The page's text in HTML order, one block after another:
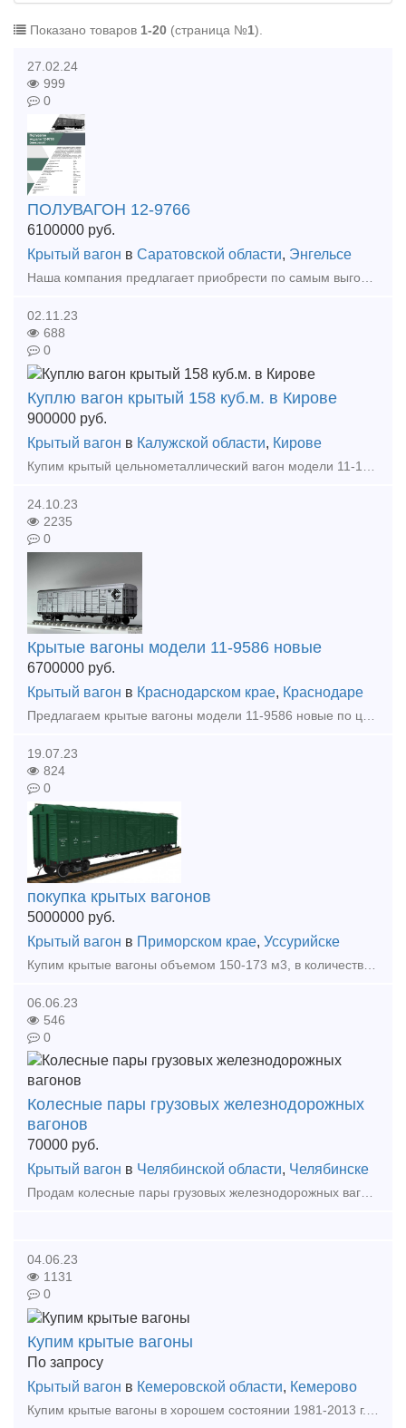
Показано товаров 1-20 (страница №1).
27.02.24
999
0
ПОЛУВАГОН 12-9766
6100000 руб.
Крытый вагон в Саратовской области, Энгельсе
Наша компания предлагает приобрести по самым выгодным ценам и очень интересным условиям оплаты для Вас, от производителя, новые полувагоны: модель 12-9766 с разгрузочными люками Цены и сроки изгото
02.11.23
688
0
Куплю вагон крытый 158 куб.м. в Кирове
900000 руб.
Крытый вагон в Калужской области, Кирове
24.10.23
2235
0
Крытые вагоны модели 11-9586 новые
6700000 руб.
Крытый вагон в Краснодарском крае, Краснодаре
19.07.23
824
0
покупка крытых вагонов
5000000 руб.
Крытый вагон в Приморском крае, Уссурийске
06.06.23
546
0
Колесные пары грузовых железнодорожных
вагонов
70000 руб.
Крытый вагон в Челябинской области, Челябинске
04.06.23
1131
0
Купим крытые вагоны
По запросу
Крытый вагон в Кемеровской области, Кемерово